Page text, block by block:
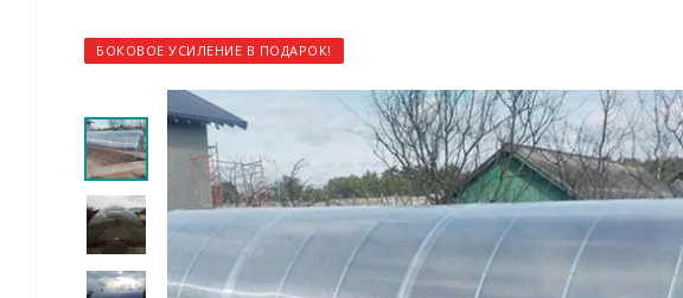
БОКОВОЕ УСИЛЕНИЕ В ПОДАРОК!